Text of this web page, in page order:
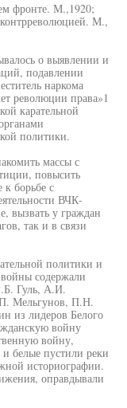
фронте. М.,1920;
М.,
о выявлении и
подавлении
наркома
революции права»1
карательной
политики.
массы с
повысить
к борьбе с
ВЧК-
вызвать у граждан
так и в связи
политики и
содержали
Гуль, А.И.
Мельгунов, П.Н.
из лидеров Белого
войну
войну,
белые пустили реки
историографии.
оправдывали